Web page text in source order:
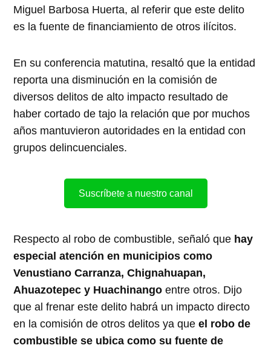
Miguel Barbosa Huerta, al referir que este delito
es la fuente de financiamiento de otros ilícitos.
En su conferencia matutina, resaltó que la entidad
reporta una disminución en la comisión de
diversos delitos de alto impacto resultado de
haber cortado de tajo la relación que por muchos
años mantuvieron autoridades en la entidad con
grupos delincuenciales.
Suscríbete a nuestro canal
Respecto al robo de combustible, señaló que hay
especial atención en municipios como
Venustiano Carranza, Chignahuapan,
Ahuazotepec y Huachinango entre otros. Dijo
que al frenar este delito habrá un impacto directo
en la comisión de otros delitos ya que el robo de
combustible se ubica como su fuente de